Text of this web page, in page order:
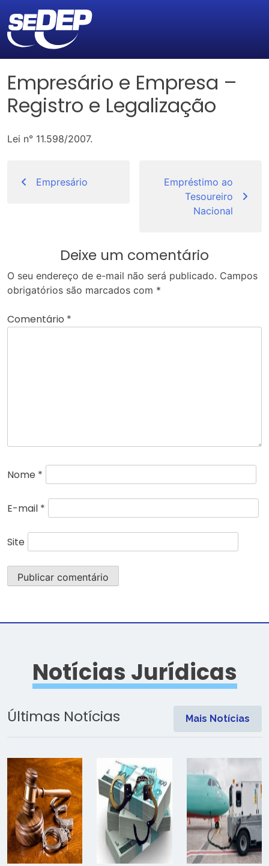
Empresário e Empresa –
Registro e Legalização
Lei n° 11.598/2007.
de
Empresário
Empréstimo ao
Tesoureiro
Nacional
Deixe um comentário
O seu endereço de e-mail não será publicado. Campos
obrigatórios são marcados com *
Comentário *
Nome *
E-mail *
Site
Notícias Jurídicas
Últimas Notícias Mais Notícias